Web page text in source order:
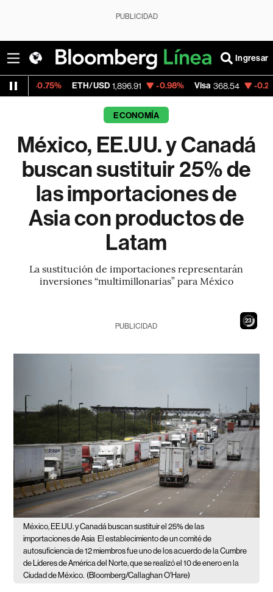
PUBLICIDAD
Ingresar
ETH/USD 1,896.91 -0.98% Visa 368.54 -0.28%
ECONOMÍA
México, EE.UU. y Canadá
buscan sustituir 25% de
las importaciones de
Asia con productos de
Latam
La sustitución de importaciones representarán
inversiones “multimillonarias” para México
21
PUBLICIDAD
México, EE.UU. y Canadá buscan sustituir el 25% de las
importaciones de Asia El establecimiento de un comité de
autosuficiencia de 12 miembros fue uno de los acuerdo de la Cumbre
de Líderes de América del Norte, que se realizó el 10 de enero en la
Ciudad de México. (Bloomberg/Callaghan O'Hare)